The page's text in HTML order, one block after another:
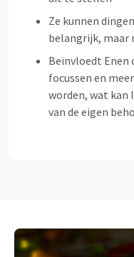
Ze kunnen
belangrijk, maar
Beïnvloedt
focussen en
worden, wat kan
van de eigen